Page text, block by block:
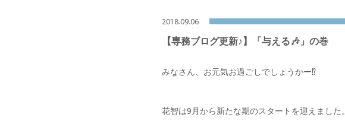
2018.09.06
【専務ブログ更新♪】「与える🎶」の巻
みなさん、お元気お過ごしでしょうかー⁉︎
花智は9月から新たな期のスタートを迎えました。